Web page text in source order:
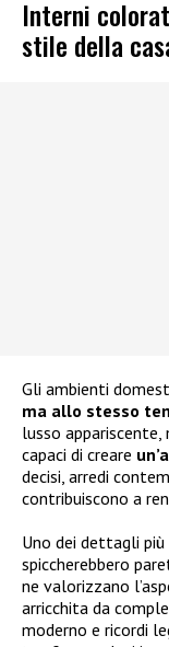
Interni
stile della
Gli ambienti
ma allo stesso
lusso
capaci di creare
decisi, arredi
contribuiscono a
Uno dei dettagli
spiccherebbero
ne valorizzano
arricchita da
moderno e ricordi